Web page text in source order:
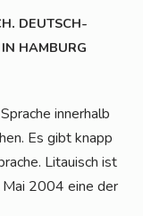
. DEUTSCH-
IN HAMBURG
inner­halb
Es gibt knapp
Litau­isch ist
2004 eine der